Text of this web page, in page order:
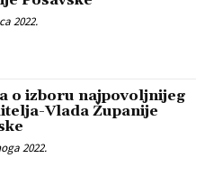
2022.
o izboru najpovoljnijeg
Vlada Županije
2022.